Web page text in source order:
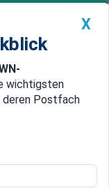
Premium
China
X
wichtigsten
deren Postfach